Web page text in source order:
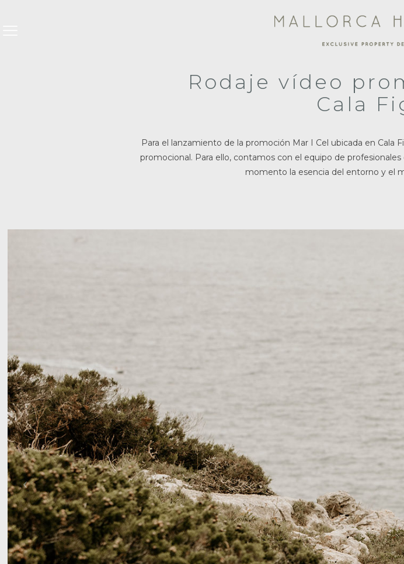
Rodaje vídeo
Cala
Para el lanzamiento de la promoción Mar I Cel ubicada en Cala
promocional. Para ello, contamos con el equipo de
momento la esencia del entorno y el